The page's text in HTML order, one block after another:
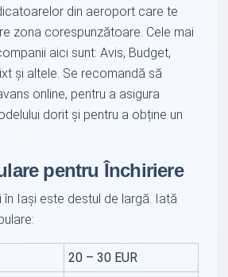
din aeroport care te
zona corespunzătoare. Cele mai
aici sunt: Avis, Budget,
și altele. Se recomandă să
online, pentru a asigura
dorit și pentru a obține un
pentru Închiriere
în Iași este destul de largă. Iată
20 – 30 EUR